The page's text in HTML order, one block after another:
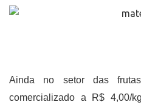
Ainda no setor das
comercializado a R$ 4,00/